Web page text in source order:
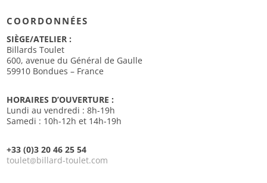
COORDONNÉES
SIÈGE/ATELIER :
Billards Toulet
600, avenue du Général de Gaulle
59910 Bondues – France
HORAIRES D’OUVERTURE :
Lundi au vendredi : 8h-19h
Samedi : 10h-12h et 14h-19h
+33 (0)3 20 46 25 54
toulet@billard-toulet.com